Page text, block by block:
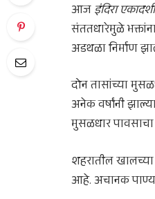
आजइंदिरा एकादशी
संततधारेमुळे
अडथळा निर्माण
दोन तासांच्या
अनेक वर्षांनी
मुसळधार
शहरातील
आहे. अचानक